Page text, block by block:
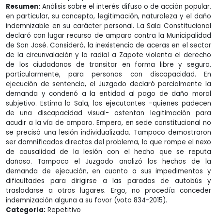
Resumen: Análisis sobre el interés difuso o de acción popular,
en particular, su concepto, legitimación, naturaleza y el daño
indemnizable en su carácter personal. La Sala Constitucional
declaró con lugar recurso de amparo contra la Municipalidad
de San José. Consideró, la inexistencia de aceras en el sector
de la circunvalación y la radial a Zapote violenta el derecho
de los ciudadanos de transitar en forma libre y segura,
particularmente, para personas con discapacidad. En
ejecución de sentencia, el Juzgado declaró parcialmente la
demanda y condenó a la entidad al pago de daño moral
subjetivo. Estima la Sala, los ejecutantes –quienes padecen
de una discapacidad visual- ostentan legitimación para
acudir a la vía de amparo. Empero, en sede constitucional no
se precisó una lesión individualizada. Tampoco demostraron
ser damnificados directos del problema, lo que rompe el nexo
de causalidad de la lesión con el hecho que se reputa
dañoso. Tampoco el Juzgado analizó los hechos de la
demanda de ejecución, en cuanto a sus impedimentos y
dificultades para dirigirse a las paradas de autobús y
trasladarse a otros lugares. Ergo, no procedía conceder
indemnización alguna a su favor (voto 834-2015).
Categoría: Repetitivo